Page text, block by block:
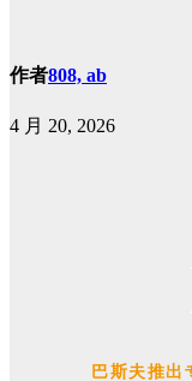
作者808, ab
4 月 20, 2026
巴斯夫推出